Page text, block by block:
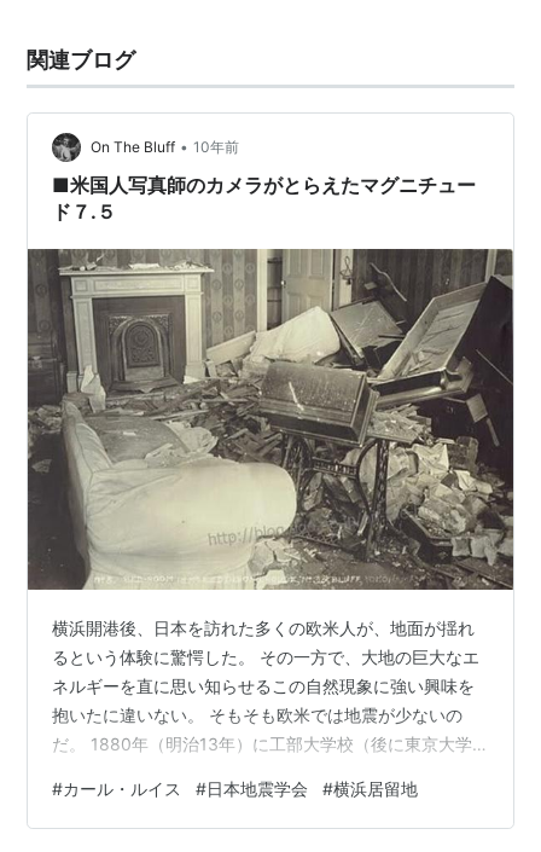
関連ブログ
On The Bluff • 10年前
■米国人写真師のカメラがとらえたマグニチュー
ド７.５
横浜開港後、日本を訪れた多くの欧米人が、地面が揺れ
るという体験に驚愕した。 その一方で、大地の巨大なエ
ネルギーを直に思い知らせるこの自然現象に強い興味を
抱いたに違いない。 そもそも欧米では地震が少ないの
だ。 1880年（明治13年）に工部大学校（後に東京大学
会」の1881年12月の会員数は117名。 そのうち日本人は
37名、在外会員18名、残りの62名は日本に在住する外国
#カール・ルイス #日本地震学会 #横浜居留地